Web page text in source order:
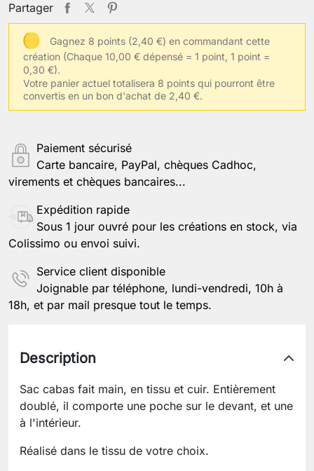
Partager
Gagnez 8 points (2,40 €) en commandant cette
création (Chaque 10,00 € dépensé = 1 point, 1 point =
0,30 €).
Votre panier actuel totalisera 8 points qui pourront être
convertis en un bon d'achat de 2,40 €.
Paiement sécurisé
Carte bancaire, PayPal, chèques Cadhoc,
virements et chèques bancaires...
Expédition rapide
Sous 1 jour ouvré pour les créations en stock, via
Colissimo ou envoi suivi.
Service client disponible
Joignable par téléphone, lundi-vendredi, 10h à
18h, et par mail presque tout le temps.
Description
Sac cabas fait main, en tissu et cuir. Entièrement
doublé, il comporte une poche sur le devant, et une
à l'intérieur.
Réalisé dans le tissu de votre choix.